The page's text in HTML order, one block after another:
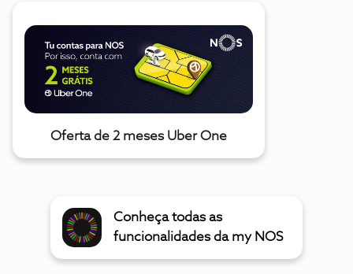
Oferta de 2 meses Uber One
Conheça todas as
funcionalidades da my NOS